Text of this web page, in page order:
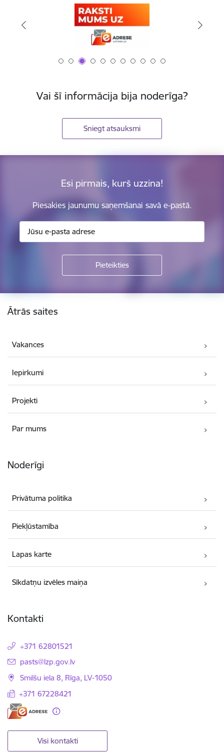
Vai šī informācija bija noderīga?
Sniegt atsauksmi
Esi pirmais, kurš uzzina!
Piesakies jaunumu saņemšanai savā e-pastā.
Kājene
Ātrās saites
Vakances
Iepirkumi
Projekti
Par mums
Noderīgi
Privātuma politika
Piekļūstamība
Lapas karte
Sīkdatņu izvēles maiņa
Kontakti
+371 62801521
E-pasts:
pasts@lzp.gov.lv
Smilšu iela 8, Rīga, LV-1050
+371 67228421
Visi kontakti